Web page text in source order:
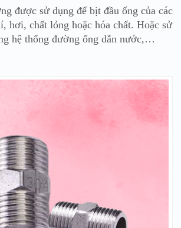
được sử dụng để bịt đầu ống của các
hơi, chất lỏng hoặc hóa chất. Hoặc sử
hệ thống đường ống dẫn nước,…